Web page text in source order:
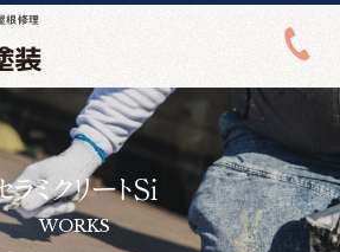
根修理
ラミクリートSi
WORKS